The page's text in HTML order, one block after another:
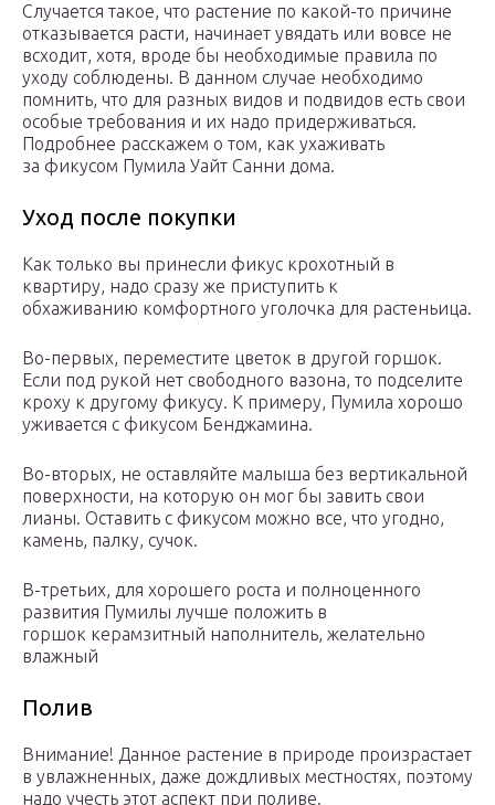
Случается такое, что растение по какой-то причине
отказывается расти, начинает увядать или вовсе не
всходит, хотя, вроде бы необходимые правила по
уходу соблюдены. В данном случае необходимо
помнить, что для разных видов и подвидов есть свои
особые требования и их надо придерживаться.
Подробнее расскажем о том, как ухаживать
за фикусом Пумила Уайт Санни дома.
Уход после покупки
Как только вы принесли фикус крохотный в
квартиру, надо сразу же приступить к
обхаживанию комфортного уголочка для растеньица.
Во-первых, переместите цветок в другой горшок.
Если под рукой нет свободного вазона, то подселите
кроху к другому фикусу. К примеру, Пумила хорошо
уживается с фикусом Бенджамина.
Во-вторых, не оставляйте малыша без вертикальной
поверхности, на которую он мог бы завить свои
лианы. Оставить с фикусом можно все, что угодно,
камень, палку, сучок.
В-третьих, для хорошего роста и полноценного
развития Пумилы лучше положить в
горшок керамзитный наполнитель, желательно
влажный
Полив
Внимание! Данное растение в природе произрастает
в увлажненных, даже дождливых местностях, поэтому
надо учесть этот аспект при поливе.